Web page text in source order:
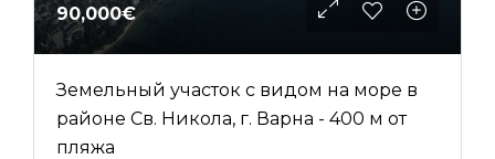
90,000€
Земельный участок с видом на море в
районе Св. Никола, г. Варна - 400 м от
пляжа